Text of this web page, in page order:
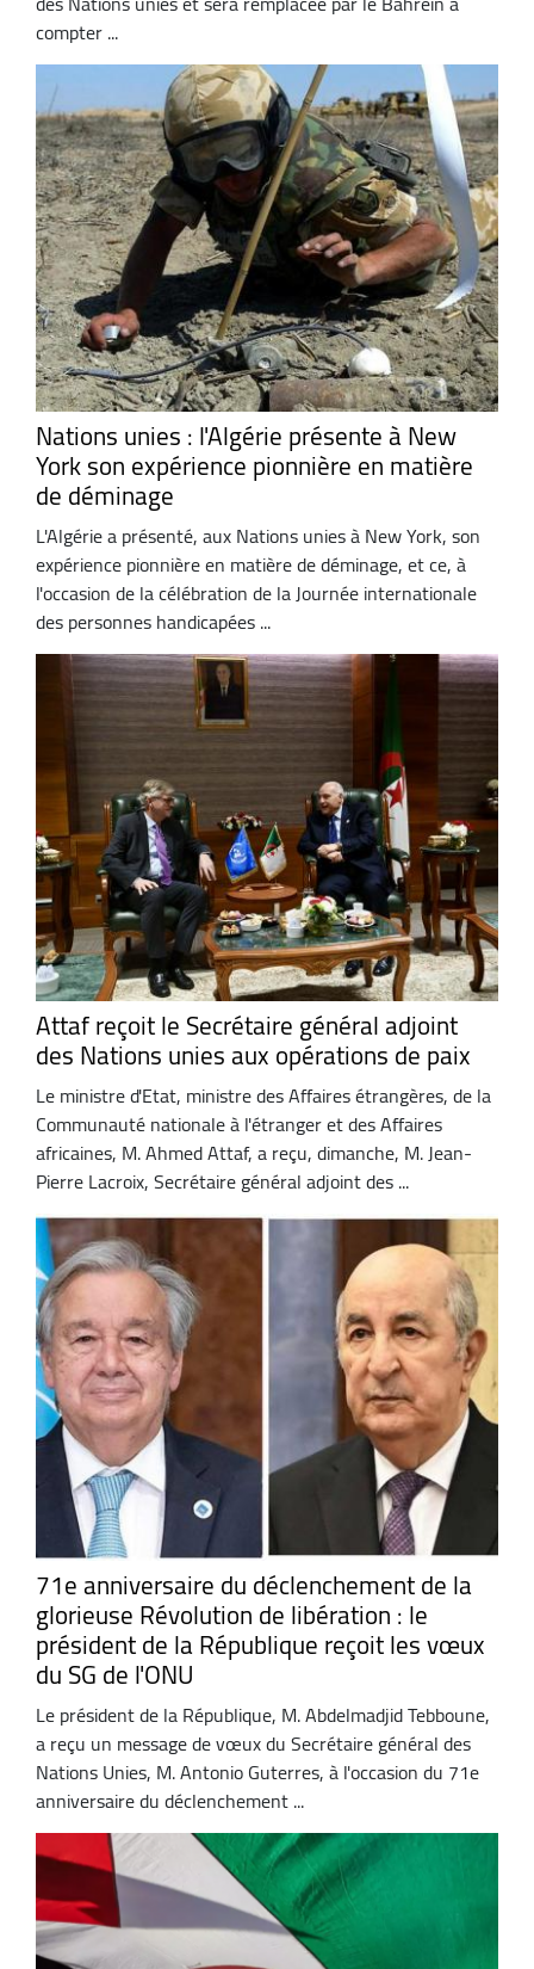
compter ...
Nations unies : l'Algérie présente à New
York son expérience pionnière en matière
de déminage
L'Algérie a présenté, aux Nations unies à New York, son
expérience pionnière en matière de déminage, et ce, à
l'occasion de la célébration de la Journée internationale
des personnes handicapées ...
Attaf reçoit le Secrétaire général adjoint
des Nations unies aux opérations de paix
Le ministre d'Etat, ministre des Affaires étrangères, de la
Communauté nationale à l'étranger et des Affaires
africaines, M. Ahmed Attaf, a reçu, dimanche, M. Jean-
Pierre Lacroix, Secrétaire général adjoint des ...
71e anniversaire du déclenchement de la
glorieuse Révolution de libération : le
président de la République reçoit les vœux
du SG de l'ONU
Le président de la République, M. Abdelmadjid Tebboune,
a reçu un message de vœux du Secrétaire général des
Nations Unies, M. Antonio Guterres, à l'occasion du 71e
anniversaire du déclenchement ...